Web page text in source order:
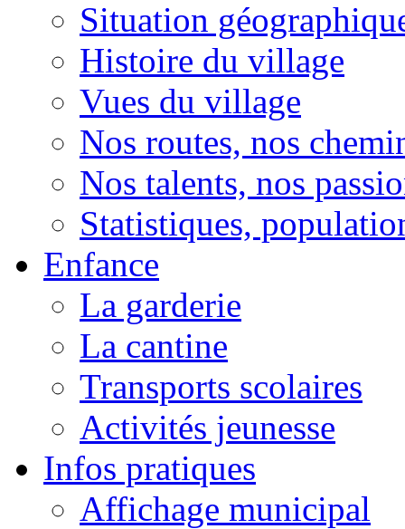
Situation
Histoire du village
Vues du village
Nos routes, nos
Nos talents, nos
Statistiques,
Enfance
La garderie
La cantine
Transports scolaires
Activités jeunesse
Infos pratiques
Affichage municipal